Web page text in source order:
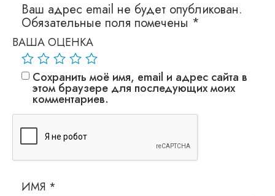
Ваш адрес email не будет опубликован.
Обязательные поля помечены *
ВАША ОЦЕНКА
ИМЯ *
Сохранить моё имя, email и адрес сайта в
этом браузере для последующих моих
комментариев.